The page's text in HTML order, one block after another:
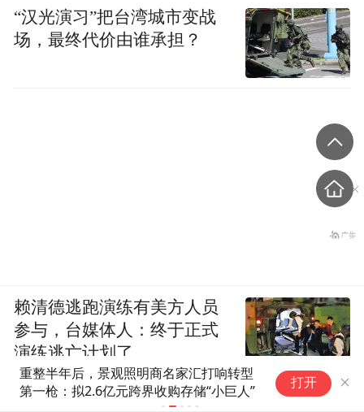
重整半年后，景观照明商名家汇打响转型
第一枪：拟2.6亿元跨界收购存储“小巨人”
打开
“汉光演习”把台湾城市变战
场，最终代价由谁承担？
赖清德逃跑演练有美方人员
参与，台媒体人：终于正式
演练逃亡计划了